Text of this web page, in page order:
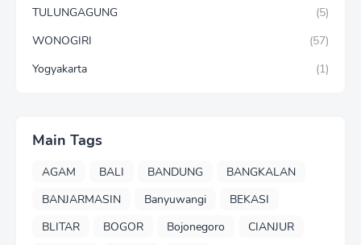
TULUNGAGUNG
(5)
WONOGIRI
(57)
Yogyakarta
(1)
Main Tags
AGAM BALI BANDUNG
BANGKALAN
BANJARMASIN
Banyuwangi
BEKASI
BLITAR
BOGOR Bojonegoro
CIANJUR